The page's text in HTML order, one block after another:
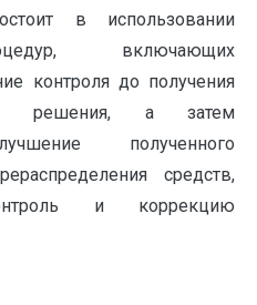
в использовании
включающих
контроля до получения
решения, а затем
полученного
средств,
и коррекцию